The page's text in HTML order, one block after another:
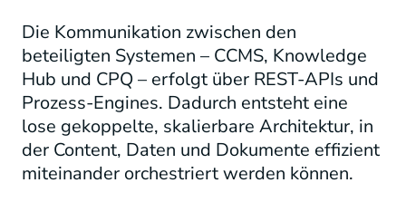
Die Kommunikation zwischen den
beteiligten Systemen – CCMS, Knowledge
Hub und CPQ – erfolgt über REST-APIs und
Prozess-Engines. Dadurch entsteht eine
lose gekoppelte, skalierbare Architektur, in
der Content, Daten und Dokumente effizient
miteinander orchestriert werden können.